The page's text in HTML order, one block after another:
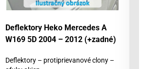
Deflektory Heko Mercedes A
W169 5D 2004 – 2012 (+zadné)
Deflektory – protiprievanové clony –